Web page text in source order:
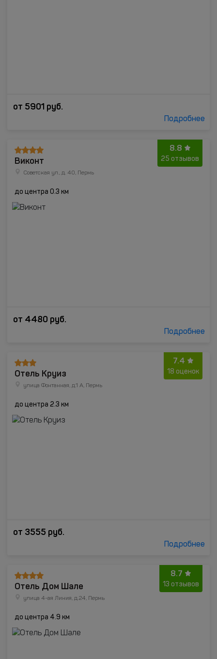
от 5901 руб.
Подробнее
8.8
25 отзывов
Виконт
Советская ул., д. 40, Пермь
до центра 0.3 км
от 4480 руб.
Подробнее
7.4
18 оценок
Отель Круиз
улица Фонтанная, д.1 А, Пермь
до центра 2.3 км
от 3555 руб.
Подробнее
8.7
13 отзывов
Отель Дом Шале
улица 4-ая Линия, д.24, Пермь
до центра 4.9 км